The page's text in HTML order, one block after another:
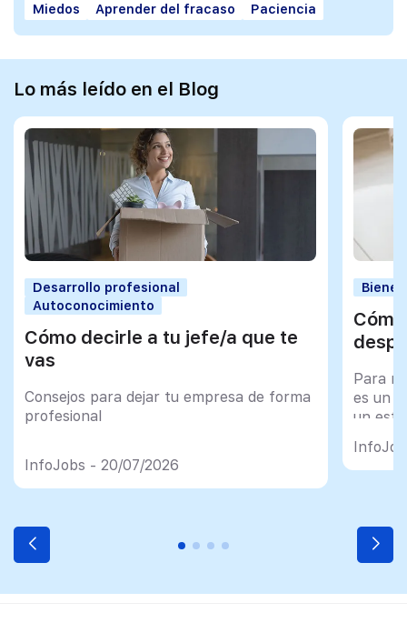
Miedos
Aprender del fracaso Paciencia
Lo más leído en el Blog
Desarrollo profesional
Autoconocimiento
Cómo decirle a tu jefe/a que te
vas
Consejos para dejar tu empresa de forma
profesional
InfoJobs - 20/07/2026
Para
es un
un